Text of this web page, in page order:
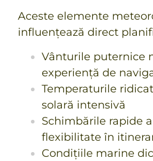
Aceste elemente
influențează direct
Vânturile puternice
experiență de
Temperaturile
solară intensivă
Schimbările rapide
flexibilitate în
Condițiile marine